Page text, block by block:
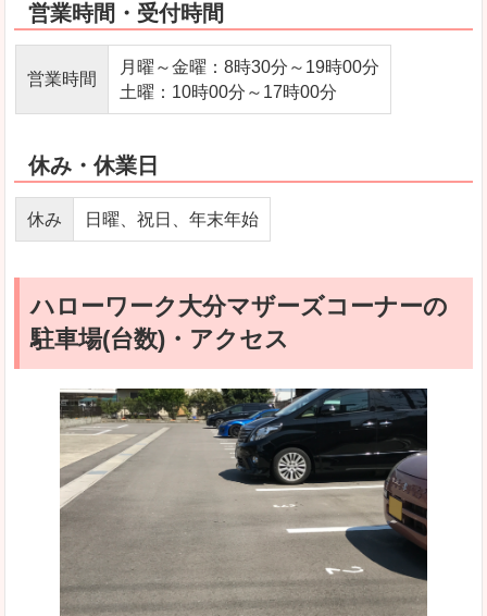
営業時間・受付時間
営業時間
月曜～金曜：8時30分～19時00分
土曜：10時00分～17時00分
休み・休業日
休み 日曜、祝日、年末年始
ハローワーク大分マザーズコーナーの
駐車場(台数)・アクセス